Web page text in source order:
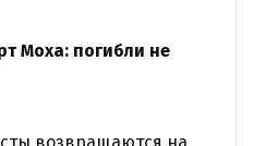
Моха: погибли не